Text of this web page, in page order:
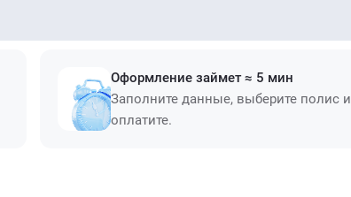
Оформление займет ≈ 5 мин
Заполните данные, выберите полис и
оплатите.